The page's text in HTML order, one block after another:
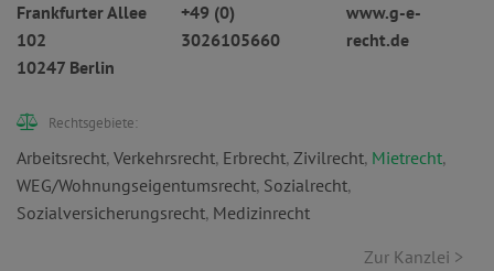
Frankfurter Allee
102
10247 Berlin
+49 (0)
3026105660
www.g-e-
recht.de
Rechtsgebiete:
Arbeitsrecht, Verkehrsrecht, Erbrecht, Zivilrecht, Mietrecht,
WEG/Wohnungseigentumsrecht, Sozialrecht,
Sozialversicherungsrecht, Medizinrecht
Zur Kanzlei >